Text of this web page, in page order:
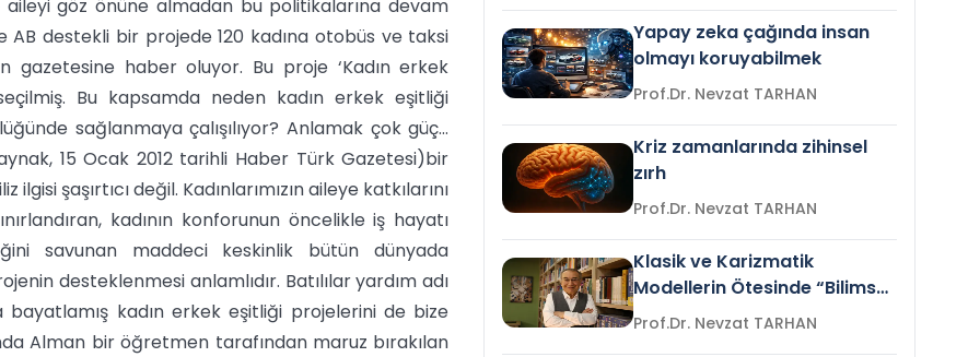
göz önüne almadan bu politikalarına devam
AB destekli bir projede 120 kadına otobüs ve taksi
gazetesine haber oluyor. Bu proje ‘Kadın erkek
Bu kapsamda neden kadın erkek eşitliği
sağlanmaya çalışılıyor? Anlamak çok güç...
15 Ocak 2012 tarihli Haber Türk Gazetesi)bir
ilgisi şaşırtıcı değil. Kadınlarımızın aileye katkılarını
kadının konforunun öncelikle iş hayatı
savunan maddeci keskinlik bütün dünyada
desteklenmesi anlamlıdır. Batılılar yardım adı
bayatlamış kadın erkek eşitliği projelerini de bize
Alman bir öğretmen tarafından maruz bırakılan
Yapay zeka çağında insan
olmayı koruyabilmek
Prof.Dr. Nevzat TARHAN
Kriz zamanlarında zihinsel
zırh
Prof.Dr. Nevzat TARHAN
Klasik ve Karizmatik
Modellerin Ötesinde “Bilimsel
Liderlik”
Prof.Dr. Nevzat TARHAN